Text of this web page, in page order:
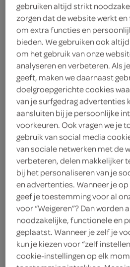
Spar
Spar
0.
49
80 Gram
Let op: aanbiedingen zijn
producten, maar worden
verwerkt in de winkelmand.
Start je dag met het
versgebakken Schnittbroodje
Vers dagelijks in SPAR winkels
Hoogwaardige ingrediënten,
Veelzijdig: ideaal voor ontbijt,
gebruiken altijd strikt
zorgen dat de website werkt
om extra functies en
bieden. We gebruiken ook
om het gebruik van onze
analyseren en verbeteren. Als
geeft, maken we daarnaast
doelgroepgerichte cookies
van je surfgedrag advertenties
aansluiten bij je persoonlijke
voorkeuren. Ook vragen we je
gebruik van social media
van sociale netwerken met de
verbeteren, delen makkelijker
bij het personaliseren van je
en advertenties. Wanneer je
geef je toestemming voor al
voor “Weigeren”? Dan worden
noodzakelijke, functionele en
geplaatst. Wanneer je zelf je
kun je kiezen voor “zelf
cookie-instellingen op elk